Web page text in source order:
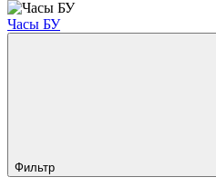
Часы БУ
Фильтр